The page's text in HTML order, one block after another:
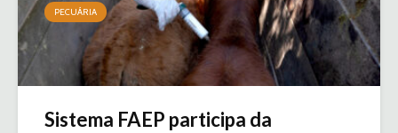
PECUÁRIA
Sistema FAEP participa da